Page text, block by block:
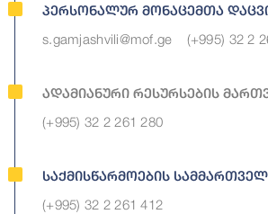
Პერსონალურ Მონაცემთა
s.gamjashvili@mof.ge (+995) 32 2
Ადამიანური Რესურსების
(+995) 32 2 261 280
Საქმისწარმოების
(+995) 32 2 261 412